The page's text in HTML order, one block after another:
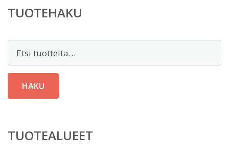
TUOTEHAKU
HAKU
TUOTEALUEET